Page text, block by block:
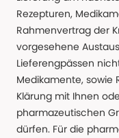
Rezepturen,
Rahmenvertrag der
vorgesehene
Lieferengpässen
Medikamente, sowie
Klärung mit Ihnen
pharmazeutischen
dürfen. Für die